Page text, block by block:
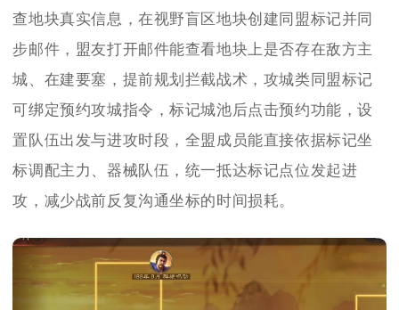
查地块真实信息，在视野盲区地块创建同盟标记并同
步邮件，盟友打开邮件能查看地块上是否存在敌方主
城、在建要塞，提前规划拦截战术，攻城类同盟标记
可绑定预约攻城指令，标记城池后点击预约功能，设
置队伍出发与进攻时段，全盟成员能直接依据标记坐
标调配主力、器械队伍，统一抵达标记点位发起进
攻，减少战前反复沟通坐标的时间损耗。